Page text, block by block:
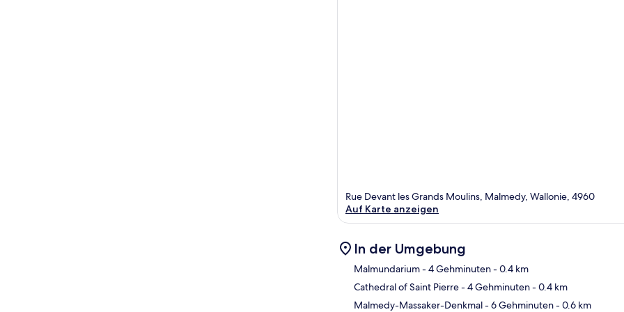
Rue Devant les Grands Moulins, Malmedy, Wallonie, 4960
Auf Karte anzeigen
In der Umgebung
Malmundarium- 4 Gehminuten- 0.4 km
Cathedral of Saint Pierre- 4 Gehminuten- 0.4 km
Malmedy-Massaker-Denkmal- 6 Gehminuten- 0.6 km